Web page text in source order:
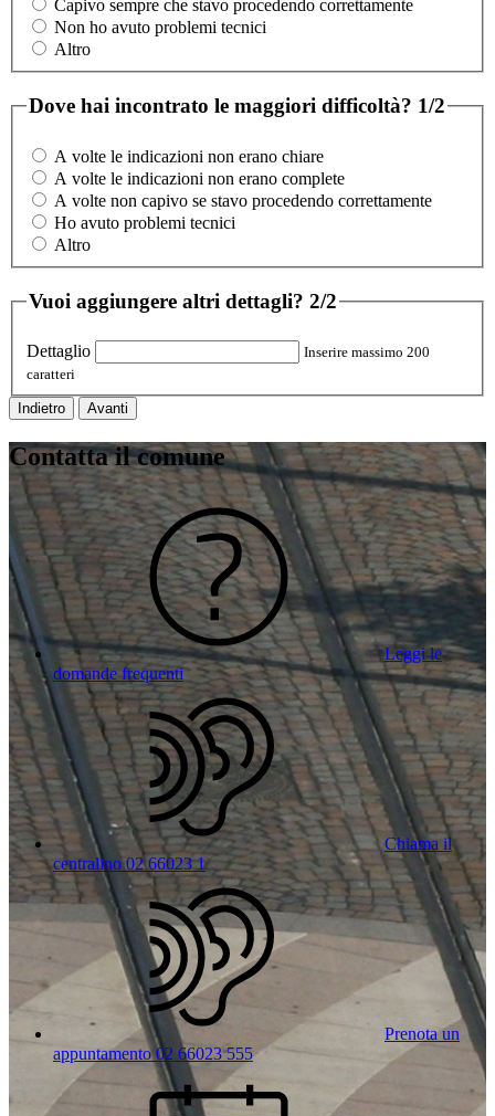
Capivo sempre che stavo procedendo correttamente
Non ho avuto problemi tecnici
Altro
Dove hai incontrato le maggiori difficoltà? 1/2
A volte le indicazioni non erano chiare
A volte le indicazioni non erano complete
A volte non capivo se stavo procedendo correttamente
Ho avuto problemi tecnici
Altro
Vuoi aggiungere altri dettagli? 2/2
Dettaglio
Inserire massimo 200
caratteri
Indietro Avanti
Contatta il comune
Leggi le
domande frequenti
Chiama il
centralino 02 66023 1
Prenota un
appuntamento 02 66023 555